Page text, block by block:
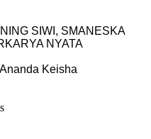
SIWI, SMANESKA
NYATA
Keisha